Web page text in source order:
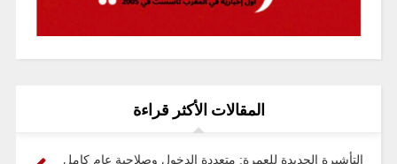
المقالات الأكثر قراءة
التأشيرة الجديدة للعمرة: متعددة الدخول وصلاحية عام كامل